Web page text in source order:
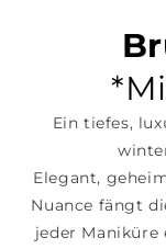
Ein tiefes,
Elegant,
Nuance fängt
jeder Maniküre